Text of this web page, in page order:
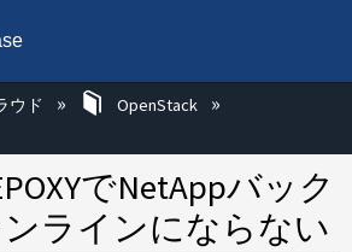
層を展開/折りたたむ
ウド OpenStack
でNetAppバック
ラインにならない